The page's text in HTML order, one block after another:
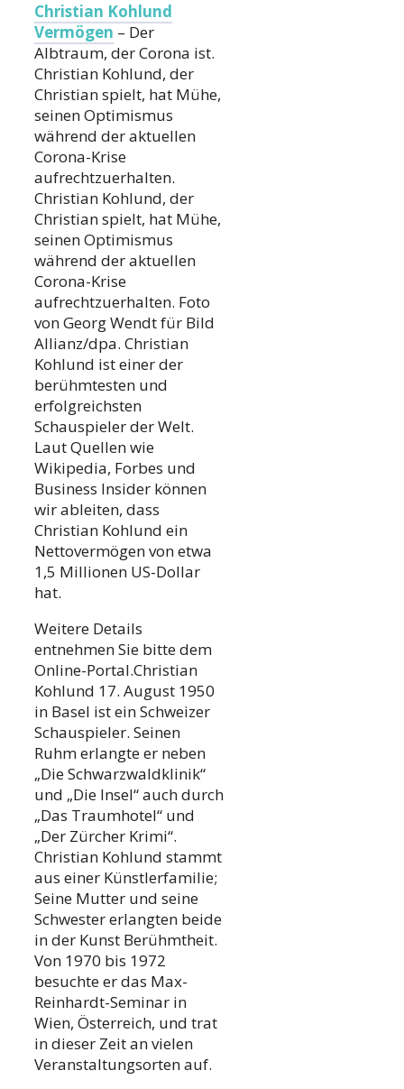
Christian Kohlund
Vermögen – Der
Albtraum, der Corona ist.
Christian Kohlund, der
Christian spielt, hat Mühe,
seinen Optimismus
während der aktuellen
Corona-Krise
aufrechtzuerhalten.
Christian Kohlund, der
Christian spielt, hat Mühe,
seinen Optimismus
während der aktuellen
Corona-Krise
aufrechtzuerhalten. Foto
von Georg Wendt für Bild
Allianz/dpa. Christian
Kohlund ist einer der
berühmtesten und
erfolgreichsten
Schauspieler der Welt.
Laut Quellen wie
Wikipedia, Forbes und
Business Insider können
wir ableiten, dass
Christian Kohlund ein
Nettovermögen von etwa
1,5 Millionen US-Dollar
hat.
Weitere Details
entnehmen Sie bitte dem
Online-Portal.Christian
Kohlund 17. August 1950
in Basel ist ein Schweizer
Schauspieler. Seinen
Ruhm erlangte er neben
„Die Schwarzwaldklinik“
und „Die Insel“ auch durch
„Das Traumhotel“ und
„Der Zürcher Krimi“.
Christian Kohlund stammt
aus einer Künstlerfamilie;
Seine Mutter und seine
Schwester erlangten beide
in der Kunst Berühmtheit.
Von 1970 bis 1972
besuchte er das Max-
Reinhardt-Seminar in
Wien, Österreich, und trat
in dieser Zeit an vielen
Veranstaltungsorten auf.